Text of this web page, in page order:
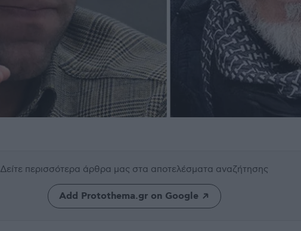
Δείτε περισσότερα άρθρα μας στα αποτελέσματα αναζήτησης
Add Protothema.gr on Google